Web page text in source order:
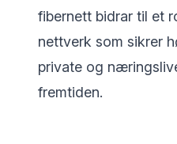
fibernett bidrar til et
nettverk som sikrer
private og
fremtiden.